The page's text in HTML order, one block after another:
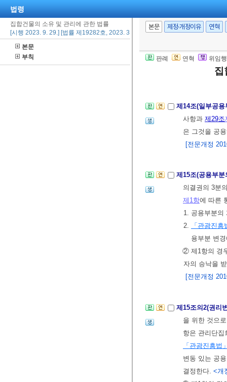
법령
집합건물의 소유 및 관리에 관한 법률
[시행 2023. 9. 29.] [법률 제19282호, 2023. 3. 28., 일부개정]
본문
부칙
본문 제정·개정이유 연혁
판례 연혁 위임
집
제13조(전유부
② 공유자는 그
③ 공용부분에
[전문개정
제14조(일부공
사항과 제29조
은 그것을 공
[전문개정
제15조(공용부
의결권의 3분
제1항에 따른
1. 공용부분의
2.
「관광진흥
용부분 변
② 제1항의 경
자의 승낙을
[전문개정
제15조의2(권리
을 위한 것으
항은 관리단
「관광진흥법
변동 있는 공
결정한다. <개